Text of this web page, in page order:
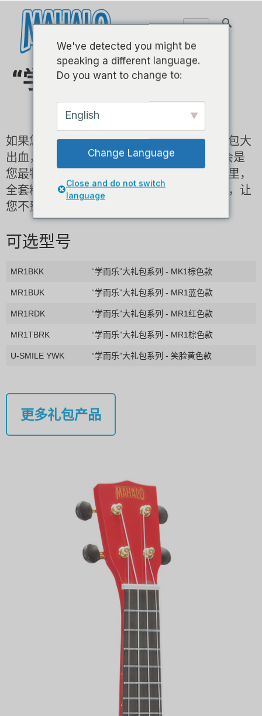
“学而乐”大礼包系列
如果您想买一支尤克里里试试但又不想让荷包大
出血，那么Mahalo“学而乐”大礼包系列将会是
您最物美价廉之选。良心价格，品质尤克里里，
全套精选配件，赏心悦目的包装，开盒即用，让
您不费吹灰之力就放飞“尤客”梦想。
可选型号
MR1BKK “学而乐”大礼包系列 - MK1棕色款
MR1BUK “学而乐”大礼包系列 - MR1蓝色款
MR1RDK “学而乐”大礼包系列 - MR1红色款
MR1TBRK “学而乐”大礼包系列 - MR1棕色款
U-SMILE YWK “学而乐”大礼包系列 - 笑脸黄色款
更多礼包产品
We've detected you might be
speaking a different language.
Do you want to change to:
English
Change Language
Close and do not switch
language